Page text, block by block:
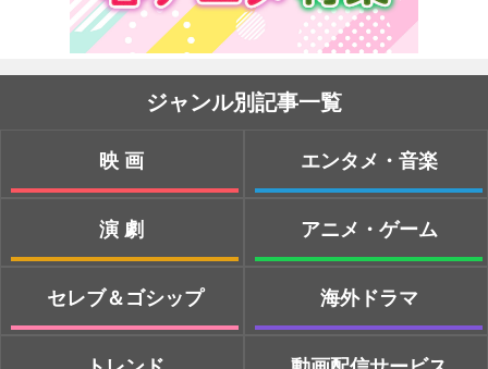
ジャンル別記事一覧
映画
演劇
セレブ＆ゴシップ
エンタメ・音楽
アニメ・ゲーム
海外ドラマ